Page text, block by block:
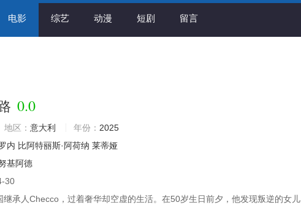
电影 综艺 动漫 短剧 留言
0.0
地区： 意大利 年份： 2025
内 比阿特丽斯·阿荷纳 莱蒂娅
基阿德
30
继承人Checco，过着奢华却空虚的生活。在50岁生日前夕，他发现叛逆的女儿